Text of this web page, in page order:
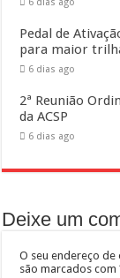
Pedal de
para maior
6 dias ago
2ª Reunião
da ACSP
6 dias ago
Deixe um
O seu endereço
são marcados com